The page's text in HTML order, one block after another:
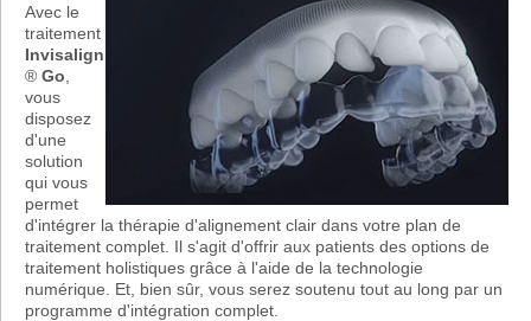
Avec le
traitement
Invisalign
® Go
vous
disposez
d'une
solution
qui vous
permet
d'intégrer la thérapie d'alignement clair dans votre plan de
traitement complet. Il s'agit d'offrir aux patients des options de
traitement holistiques grâce à l'aide de la technologie
numérique. Et, bien sûr, vous serez soutenu tout au long par un
programme d'intégration complet.